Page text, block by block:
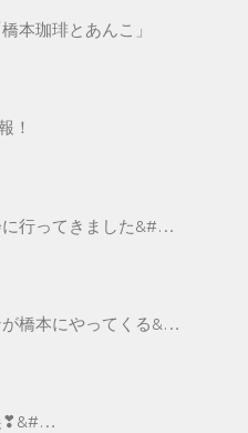
本珈琲とあんこ」
！
に行ってきました&#…
橋本にやってくる&…
❣&#…